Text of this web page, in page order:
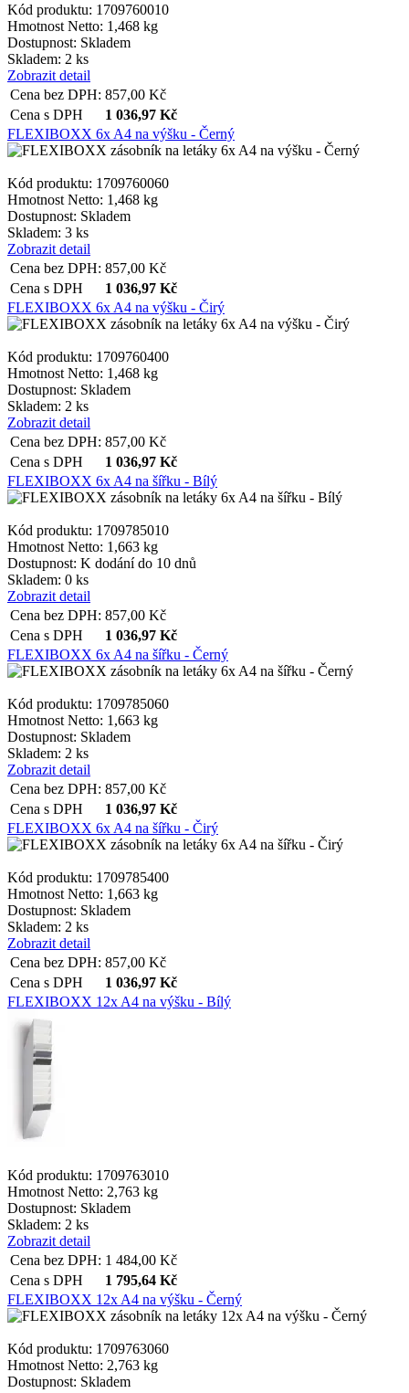
Kód produktu: 1709760010
Hmotnost Netto: 1,468 kg
Dostupnost: Skladem
Skladem: 2 ks
Zobrazit detail
Cena bez DPH: 857,00 Kč
Cena s DPH
1 036,97 Kč
FLEXIBOXX 6x A4 na výšku - Černý
Kód produktu: 1709760060
Hmotnost Netto: 1,468 kg
Dostupnost: Skladem
Skladem: 3 ks
Zobrazit detail
Cena bez DPH: 857,00 Kč
Cena s DPH
1 036,97 Kč
FLEXIBOXX 6x A4 na výšku - Čirý
Kód produktu: 1709760400
Hmotnost Netto: 1,468 kg
Dostupnost: Skladem
Skladem: 2 ks
Zobrazit detail
Cena bez DPH: 857,00 Kč
Cena s DPH
1 036,97 Kč
FLEXIBOXX 6x A4 na šířku - Bílý
Kód produktu: 1709785010
Hmotnost Netto: 1,663 kg
Dostupnost: K dodání do 10 dnů
Skladem: 0 ks
Zobrazit detail
Cena bez DPH: 857,00 Kč
Cena s DPH
1 036,97 Kč
FLEXIBOXX 6x A4 na šířku - Černý
Kód produktu: 1709785060
Hmotnost Netto: 1,663 kg
Dostupnost: Skladem
Skladem: 2 ks
Zobrazit detail
Cena bez DPH: 857,00 Kč
Cena s DPH
1 036,97 Kč
FLEXIBOXX 6x A4 na šířku - Čirý
Kód produktu: 1709785400
Hmotnost Netto: 1,663 kg
Dostupnost: Skladem
Skladem: 2 ks
Zobrazit detail
Cena bez DPH: 857,00 Kč
Cena s DPH
1 036,97 Kč
FLEXIBOXX 12x A4 na výšku - Bílý
Kód produktu: 1709763010
Hmotnost Netto: 2,763 kg
Dostupnost: Skladem
Skladem: 2 ks
Zobrazit detail
Cena bez DPH: 1 484,00 Kč
Cena s DPH
1 795,64 Kč
FLEXIBOXX 12x A4 na výšku - Černý
Kód produktu: 1709763060
Hmotnost Netto: 2,763 kg
Dostupnost: Skladem